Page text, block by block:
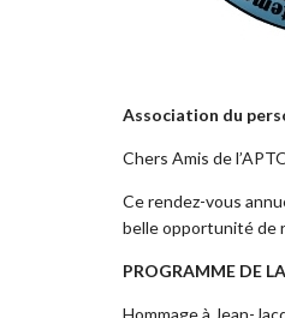
Association du
Chers Amis de
Ce rendez-vous
belle opportunité de
PROGRAMME DE
Hommage à Jean-